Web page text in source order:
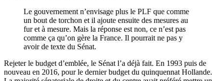
Le gouvernement n’envisage plus le PLF que comme
un bout de torchon et il ajoute ensuite des mesures au
fur et à mesure. Mais la réponse est non, ce n’est pas
comme ça qu’on gère la France. Il pourrait ne pas y
avoir de texte du Sénat.
Rejeter le budget d’emblée, le Sénat l’a déjà fait. En 1993 puis de
nouveau en 2016, pour le dernier budget du quinquennat Hollande.